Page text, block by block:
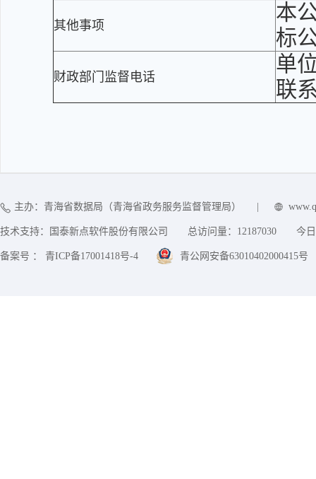
其他事项
本
标
财政部门监督电话
单
联
主办：青海省数据局（青海省政务服务监督管理局）
技术支持：国泰新点软件股份有限公司 总访问量： 12187030 今
备案号 ： 青ICP备17001418号-4 青公网安备63010402000415号